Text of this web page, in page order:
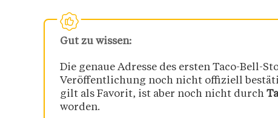
Gut zu wissen:
Die genaue Adresse des ersten Taco-Bell-
Veröffentlichung noch nicht offiziell
gilt als Favorit, ist aber noch nicht durch
worden.